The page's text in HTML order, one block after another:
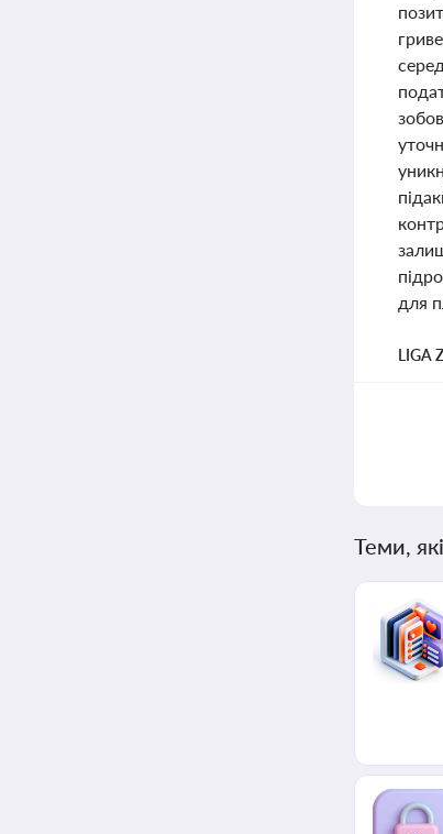
для
LIGA
Теми,